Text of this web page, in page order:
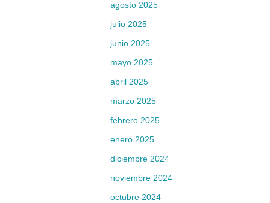
agosto 2025
julio 2025
junio 2025
mayo 2025
abril 2025
marzo 2025
febrero 2025
enero 2025
diciembre 2024
noviembre 2024
octubre 2024